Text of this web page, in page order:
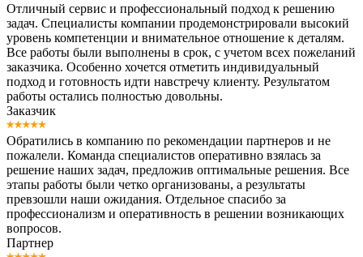
Отличный сервис и профессиональный подход к решению
задач. Специалисты компании продемонстрировали высокий
уровень компетенции и внимательное отношение к деталям.
Все работы были выполнены в срок, с учетом всех пожеланий
заказчика. Особенно хочется отметить индивидуальный
подход и готовность идти навстречу клиенту. Результатом
работы остались полностью довольны.
Заказчик
Обратились в компанию по рекомендации партнеров и не
пожалели. Команда специалистов оперативно взялась за
решение наших задач, предложив оптимальные решения. Все
этапы работы были четко организованы, а результаты
превзошли наши ожидания. Отдельное спасибо за
профессионализм и оперативность в решении возникающих
вопросов.
Партнер